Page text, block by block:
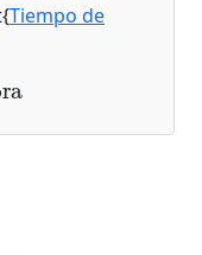
Tiempo de